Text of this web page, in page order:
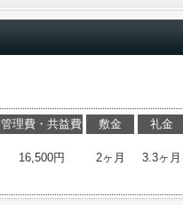
管理費・共益費
16,500円
敷金
2ヶ月
礼金
3.3ヶ月